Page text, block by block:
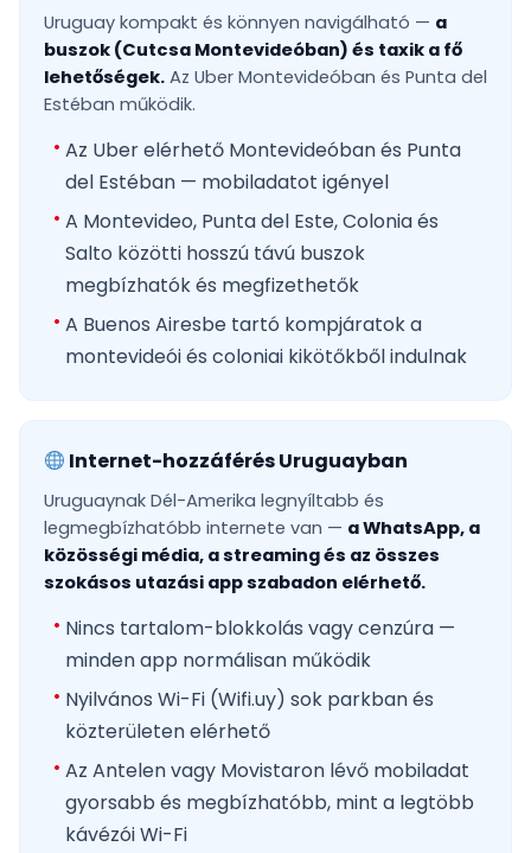
Uruguay kompakt és könnyen navigálható — a
buszok (Cutcsa Montevideóban) és taxik a fő
lehetőségek. Az Uber Montevideóban és Punta del
Estéban működik.
Az Uber elérhető Montevideóban és Punta
del Estéban — mobiladatot igényel
A Montevideo, Punta del Este, Colonia és
Salto közötti hosszú távú buszok
megbízhatók és megfizethetők
A Buenos Airesbe tartó kompjáratok a
montevideói és coloniai kikötőkből indulnak
Internet-hozzáférés Uruguayban
Uruguaynak Dél-Amerika legnyíltabb és
legmegbízhatóbb internete van — a WhatsApp, a
közösségi média, a streaming és az összes
szokásos utazási app szabadon elérhető.
Nincs tartalom-blokkolás vagy cenzúra —
minden app normálisan működik
Nyilvános Wi-Fi (Wifi.uy) sok parkban és
közterületen elérhető
Az Antelen vagy Movistaron lévő mobiladat
gyorsabb és megbízhatóbb, mint a legtöbb
kávézói Wi-Fi